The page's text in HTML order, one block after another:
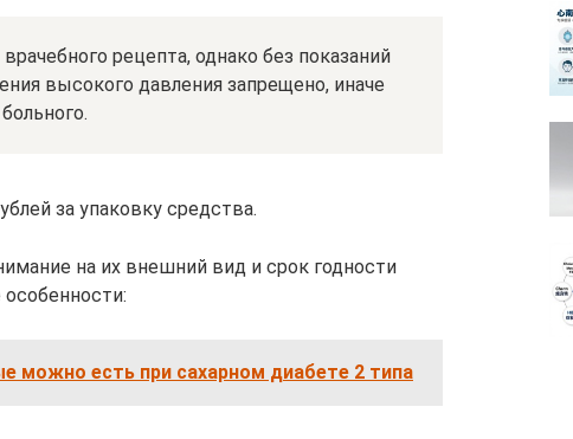
рецепта, однако без показаний
высокого давления запрещено, иначе
за упаковку средства.
на их внешний вид и срок годности
можно есть при сахарном диабете 2 типа